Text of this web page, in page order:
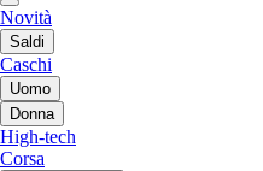
Novità
Saldi
Caschi
Uomo
Donna
High-tech
Corsa